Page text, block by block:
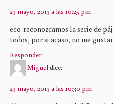
23 mayo, 2013 a las 10:25 pm
eco-reconozcamos la serie de
todos, por si acaso, no me
Responder
Miguel dice:
23 mayo, 2013 a las 10:30 pm